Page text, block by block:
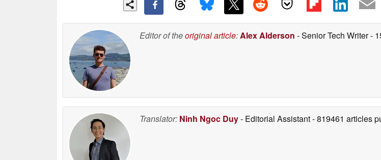
Editor of theoriginal article:Alex Alderson - Senior Tech Writer-
Translator: Ninh Ngoc Duy- Editorial Assistant- 819461 articles